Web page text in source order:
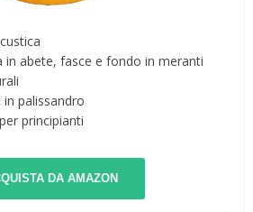
in abete, fasce e fondo in meranti
palissandro
principianti
DA AMAZON